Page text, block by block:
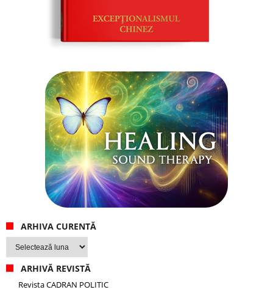
ARHIVA CURENTĂ
Arhiva
curentă
ARHIVĂ REVISTĂ
Revista CADRAN POLITIC